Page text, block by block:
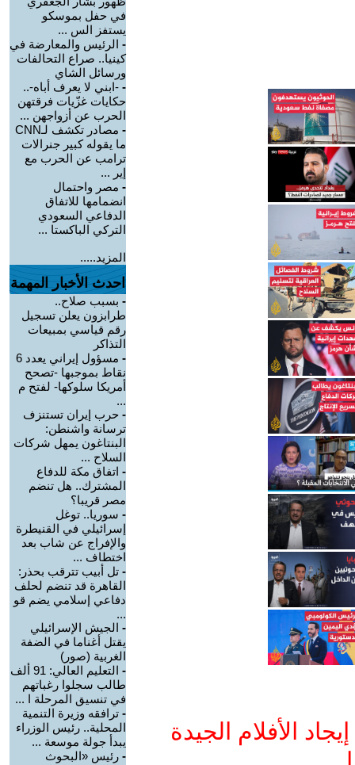
الأفلام الجيدة
في حفل بموسكو
يستفز الس ...
- الرئيس والمعارضة في
كينيا.. صراع التحالفات
ورسائل الشاي
- -ابني لا يعرف أباه-..
حكايات غزّيات فرقتهن
الحرب عن أزواجهن ...
-
مصادر تكشف لـCNN
ما يقوله كبير جنرالات
ترامب عن الحرب مع
إير ...
- مصر واحتمال
انضمامها للاتفاق
الدفاعي السعودي
التركي الباكستا ...
المزيد.....
احدث الأخبار المهمة
- بسبب صلاح..
طرابزون يعلن تسجيل
رقم قياسي بمبيعات
التذاكر
-
مسؤول إيراني يعدد 6
نقاط بموجبها -تصحح
أمريكا سلوكها- لفتح م
...
- حرب إيران تستنزف
ترسانة واشنطن:
البنتاغون يمهل شركات
السلاح ...
- اتفاق مكة للدفاع
المشترك.. هل تنضم
مصر قريبا؟
- سوريا.. توغل
إسرائيلي في القنيطرة
والإفراج عن شاب بعد
اختطاف ...
- تل أبيب تترقب بحذر:
القاهرة قد تنضم لحلف
دفاعي إسلامي يضم قو
...
- الجيش الإسرائيلي
يقتل أغناما في الضفة
الغربية (صور)
-
التعليم العالي: 91 ألف
طالب سجلوا رغباتهم
في تنسيق المرحلة ا ...
- ترافقه وزيرة التنمية
المحلية.. رئيس الوزراء
يبدأ جولة موسعة ...
- رئيس «البحوث